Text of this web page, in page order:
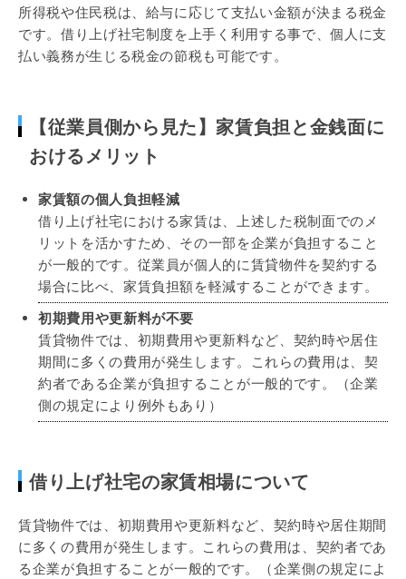
所得税や住民税は、給与に応じて支払い金額が決まる税金
です。借り上げ社宅制度を上手く利用する事で、個人に支
払い義務が生じる税金の節税も可能です。
【従業員側から見た】家賃負担と金銭面に
おけるメリット
家賃額の個人負担軽減
借り上げ社宅における家賃は、上述した税制面でのメ
リットを活かすため、その一部を企業が負担すること
が一般的です。従業員が個人的に賃貸物件を契約する
場合に比べ、家賃負担額を軽減することができます。
初期費用や更新料が不要
賃貸物件では、初期費用や更新料など、契約時や居住
期間に多くの費用が発生します。これらの費用は、契
約者である企業が負担することが一般的です。（企業
側の規定により例外もあり）
借り上げ社宅の家賃相場について
賃貸物件では、初期費用や更新料など、契約時や居住期間
に多くの費用が発生します。これらの費用は、契約者であ
る企業が負担することが一般的です。（企業側の規定によ